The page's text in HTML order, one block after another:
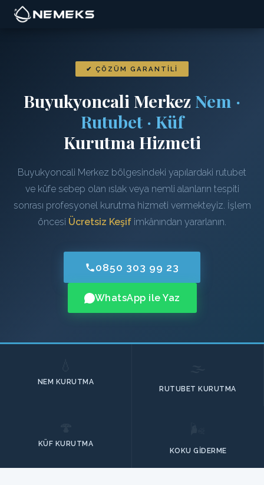
✔ ÇÖZÜM GARANTILI
Buyukyoncali Merkez Nem ·
Rutubet · Küf
Kurutma Hizmeti
Buyukyoncali Merkez bölgesindeki yapılardaki rutubet
ve küfe sebep olan ıslak veya nemli alanların tespiti
sonrası profesyonel kurutma hizmeti vermekteyiz. İşlem
öncesi Ücretsiz Keşif imkânından yararlanın.
0850 303 99 23
WhatsApp ile Yaz
NEM KURUTMA
RUTUBET KURUTMA
KÜF KURUTMA
KOKU GIDERME